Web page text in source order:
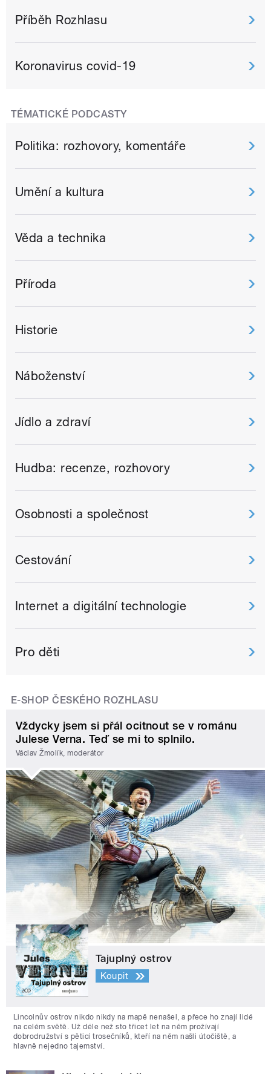
Příběh Rozhlasu
Koronavirus covid-19
TÉMATICKÉ PODCASTY
Politika: rozhovory, komentáře
Umění a kultura
Věda a technika
Příroda
Historie
Náboženství
Jídlo a zdraví
Hudba: recenze, rozhovory
Osobnosti a společnost
Cestování
Internet a digitální technologie
Pro děti
E-SHOP ČESKÉHO ROZHLASU
Vždycky jsem si přál ocitnout se v románu
Julese Verna. Teď se mi to splnilo.
Václav Žmolík, moderátor
Tajuplný ostrov
Koupit
Lincolnův ostrov nikdo nikdy na mapě nenašel, a přece ho znají lidé
na celém světě. Už déle než sto třicet let na něm prožívají
dobrodružství s pěticí trosečníků, kteří na něm našli útočiště, a
hlavně nejedno tajemství.